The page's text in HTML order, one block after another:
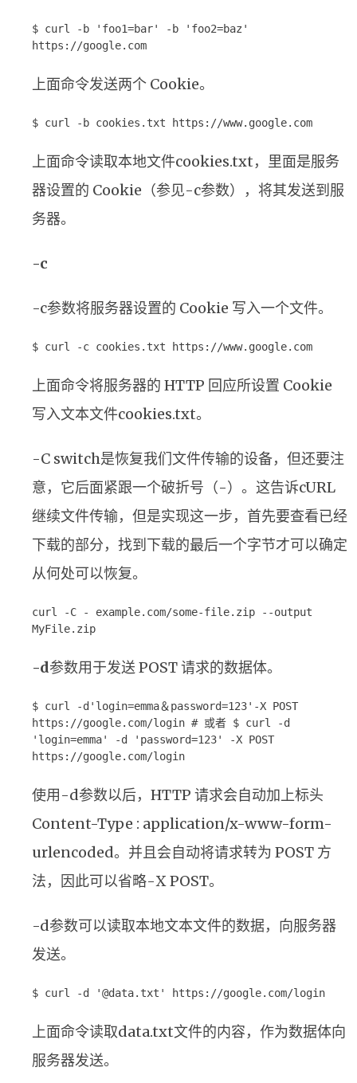
$ curl -b 'foo1=bar' -b 'foo2=baz'
https://google.com
上面命令发送两个 Cookie。
$ curl -b cookies.txt https://www.google.com
上面命令读取本地文件cookies.txt，里面是服务
器设置的 Cookie（参见-c参数），将其发送到服
务器。
-c
-c参数将服务器设置的 Cookie 写入一个文件。
$ curl -c cookies.txt https://www.google.com
上面命令将服务器的 HTTP 回应所设置 Cookie
写入文本文件cookies.txt。
-C switch是恢复我们文件传输的设备，但还要注
意，它后面紧跟一个破折号（-）。这告诉cURL
继续文件传输，但是实现这一步，首先要查看已经
下载的部分，找到下载的最后一个字节才可以确定
从何处可以恢复。
curl -C - example.com/some-file.zip --output
MyFile.zip
-d参数用于发送 POST 请求的数据体。
$ curl -d'login=emma＆password=123'-X POST
https://google.com/login # 或者 $ curl -d
'login=emma' -d 'password=123' -X POST
https://google.com/login
使用-d参数以后，HTTP 请求会自动加上标头
Content-Type : application/x-www-form-
urlencoded。并且会自动将请求转为 POST 方
法，因此可以省略-X POST。
-d参数可以读取本地文本文件的数据，向服务器
发送。
$ curl -d '@data.txt' https://google.com/login
上面命令读取data.txt文件的内容，作为数据体向
服务器发送。